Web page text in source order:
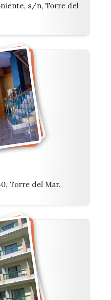
s/n, Torre del
Torre del Mar.